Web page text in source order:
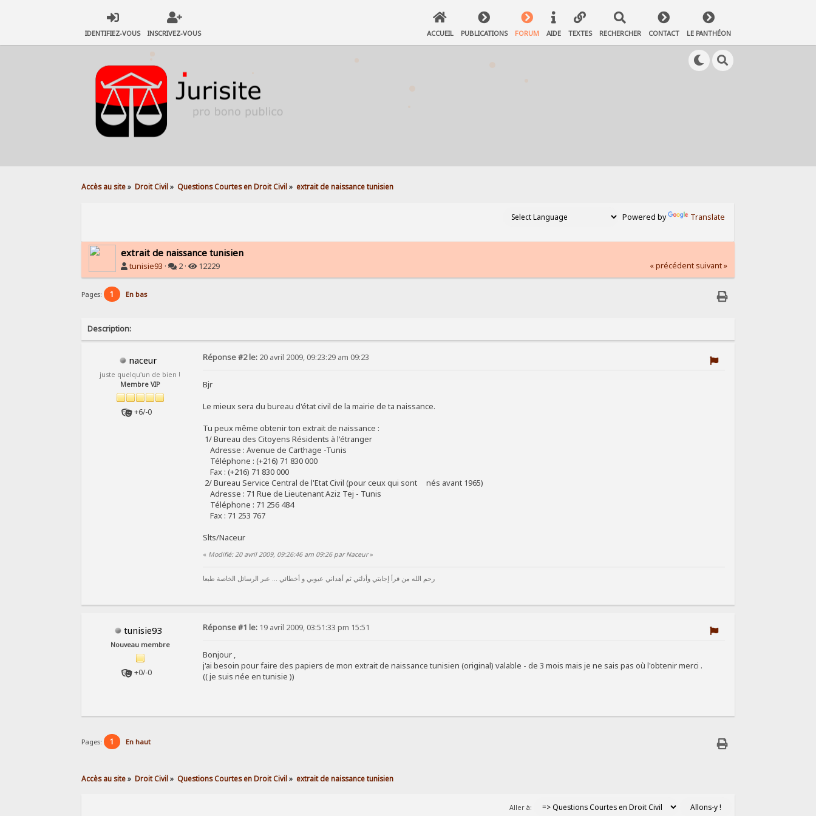
IDENTIFIEZ-VOUS INSCRIVEZ-VOUS ACCUEIL PUBLICATIONS FORUM AIDE TEXTES RECHERCHER CONTACT LE PANTHÉON
Accès au site» Droit Civil» Questions Courtes en Droit Civil» extrait de naissance tunisien
Powered by Translate
extrait de naissance tunisien
tunisie93 · 2 · 12229 « précédent suivant »
Pages: 1 En bas
Description:
naceur
juste quelqu'un de bien !
Membre VIP
+6/-0
Réponse #2 le: 20 avril 2009, 09:23:29 am 09:23
Bjr
Le mieux sera du bureau d'état civil de la mairie de ta naissance.
Tu peux même obtenir ton extrait de naissance :
1/ Bureau des Citoyens Résidents à l'étranger
Adresse : Avenue de Carthage -Tunis
Téléphone : (+216) 71 830 000
Fax : (+216) 71 830 000
2/ Bureau Service Central de l'Etat Civil (pour ceux qui sont nés avant 1965)
Adresse : 71 Rue de Lieutenant Aziz Tej - Tunis
Téléphone : 71 256 484
Fax : 71 253 767
Slts/Naceur
« Modifié: 20 avril 2009, 09:26:46 am 09:26 par Naceur»
رحم الله من قرأ إجابتي وأدلتي ثم أهداني عيوبي و أخطائي ... عبر الرسائل الخاصة طبعا
tunisie93
Nouveau membre
+0/-0
Réponse #1 le: 19 avril 2009, 03:51:33 pm 15:51
Bonjour ,
j'ai besoin pour faire des papiers de mon extrait de naissance tunisien (original) valable - de 3 mois mais je ne sais pas où l'obtenir merci .
(( je suis née en tunisie ))
Pages: 1 En haut
Accès au site» Droit Civil» Questions Courtes en Droit Civil» extrait de naissance tunisien
Aller à: